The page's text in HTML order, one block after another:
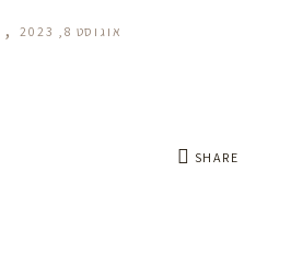
אוגוסט 8, 2023
SHARE